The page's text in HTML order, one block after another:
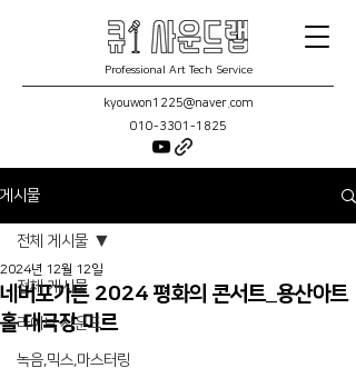
Professional Art Tech Service
kyouwon1225@naver.com
010-3301-1825
게시물
전체 게시물
라이브 사운드
녹음,믹스,마스터링
전체 게시물
네버포가튼 2024 평화의 콘서트_용산아트
홀 대극장 미르
2024년 12월 12일